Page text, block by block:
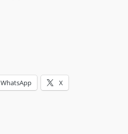
WhatsApp X